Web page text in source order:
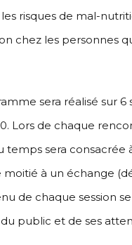
risques de mal-
chez les personnes
sera réalisé sur 6
Lors de chaque
temps sera consacrée
moitié à un échange
de chaque session
public et de ses